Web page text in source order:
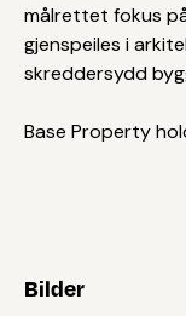
målrettet fokus
gjenspeiles i
skreddersydd
Base Property
Bilder